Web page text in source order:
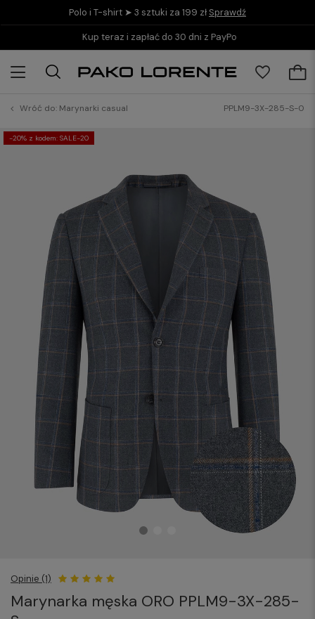
Polo i T-shirt ➤ 3 sztuki za 199 zł Sprawdź
Kup teraz i zapłać do 30 dni z PayPo
Wróć do: Marynarki casual PPLM9-3X-285-S-0
-20% z kodem: SALE-20
Opinie (1)
Marynarka męska ORO PPLM9-3X-285-